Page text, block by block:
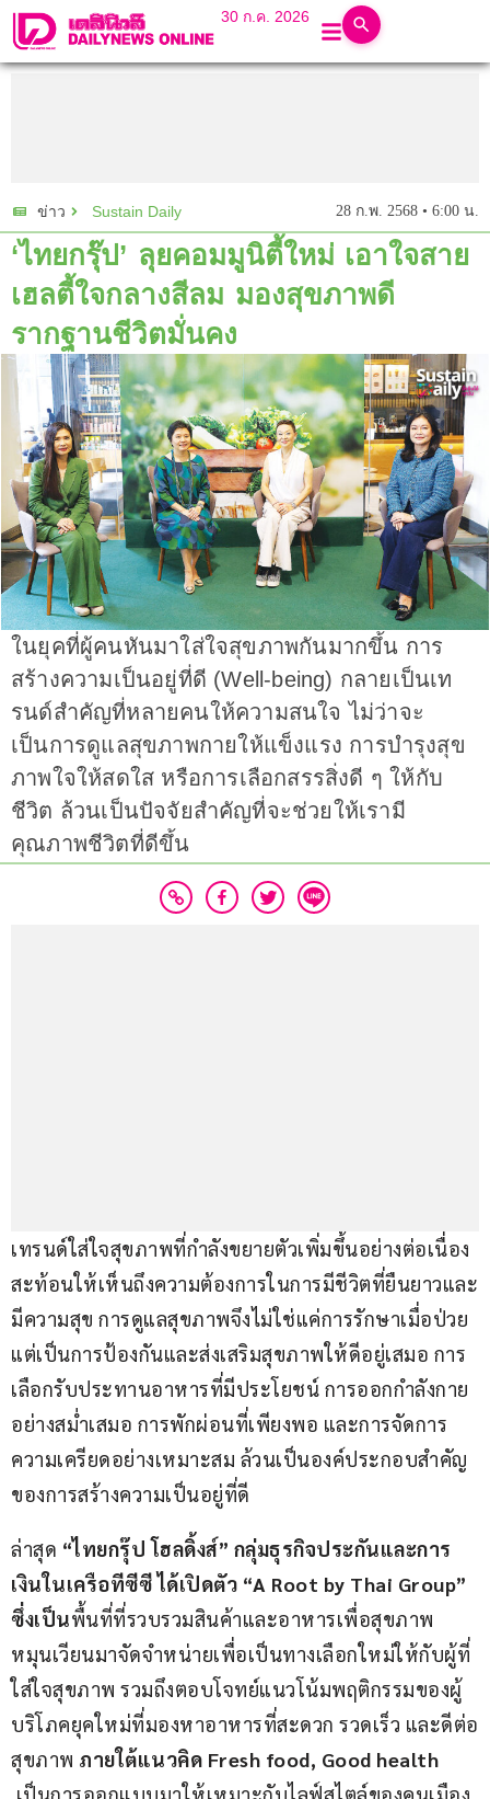
30 ก.ค. 2026
ข่าว Sustain Daily 28 ก.พ. 2568 • 6:00 น.
‘ไทยกรุ๊ป’ ลุยคอมมูนิตี้ใหม่ เอาใจสาย
เฮลตี้ใจกลางสีลม มองสุขภาพดี
รากฐานชีวิตมั่นคง
ในยุคที่ผู้คนหันมาใส่ใจสุขภาพกันมากขึ้น การ
สร้างความเป็นอยู่ที่ดี (Well-being) กลายเป็นเท
รนด์สำคัญที่หลายคนให้ความสนใจ ไม่ว่าจะ
เป็นการดูแลสุขภาพกายให้แข็งแรง การบำรุงสุข
ภาพใจให้สดใส หรือการเลือกสรรสิ่งดี ๆ ให้กับ
ชีวิต ล้วนเป็นปัจจัยสำคัญที่จะช่วยให้เรามี
คุณภาพชีวิตที่ดีขึ้น
เทรนด์ใส่ใจสุขภาพที่กำลังขยายตัวเพิ่มขึ้นอย่างต่อเนื่อง
สะท้อนให้เห็นถึงความต้องการในการมีชีวิตที่ยืนยาวและ
มีความสุข การดูแลสุขภาพจึงไม่ใช่แค่การรักษาเมื่อป่วย
แต่เป็นการป้องกันและส่งเสริมสุขภาพให้ดีอยู่เสมอ การ
เลือกรับประทานอาหารที่มีประโยชน์ การออกกำลังกาย
อย่างสม่ำเสมอ การพักผ่อนที่เพียงพอ และการจัดการ
ความเครียดอย่างเหมาะสม ล้วนเป็นองค์ประกอบสำคัญ
ของการสร้างความเป็นอยู่ที่ดี
ล่าสุด “ไทยกรุ๊ป โฮลดิ้งส์” กลุ่มธุรกิจประกันและการ
เงินในเครือทีซีซี ได้เปิดตัว “A Root by Thai Group”
ซึ่งเป็นพื้นที่ที่รวบรวมสินค้าและอาหารเพื่อสุขภาพ
หมุนเวียนมาจัดจำหน่ายเพื่อเป็นทางเลือกใหม่ให้กับผู้ที่
ใส่ใจสุขภาพ รวมถึงตอบโจทย์แนวโน้มพฤติกรรมของผู้
บริโภคยุคใหม่ที่มองหาอาหารที่สะดวก รวดเร็ว และดีต่อ
สุขภาพ ภายใต้แนวคิด Fresh food, Good health